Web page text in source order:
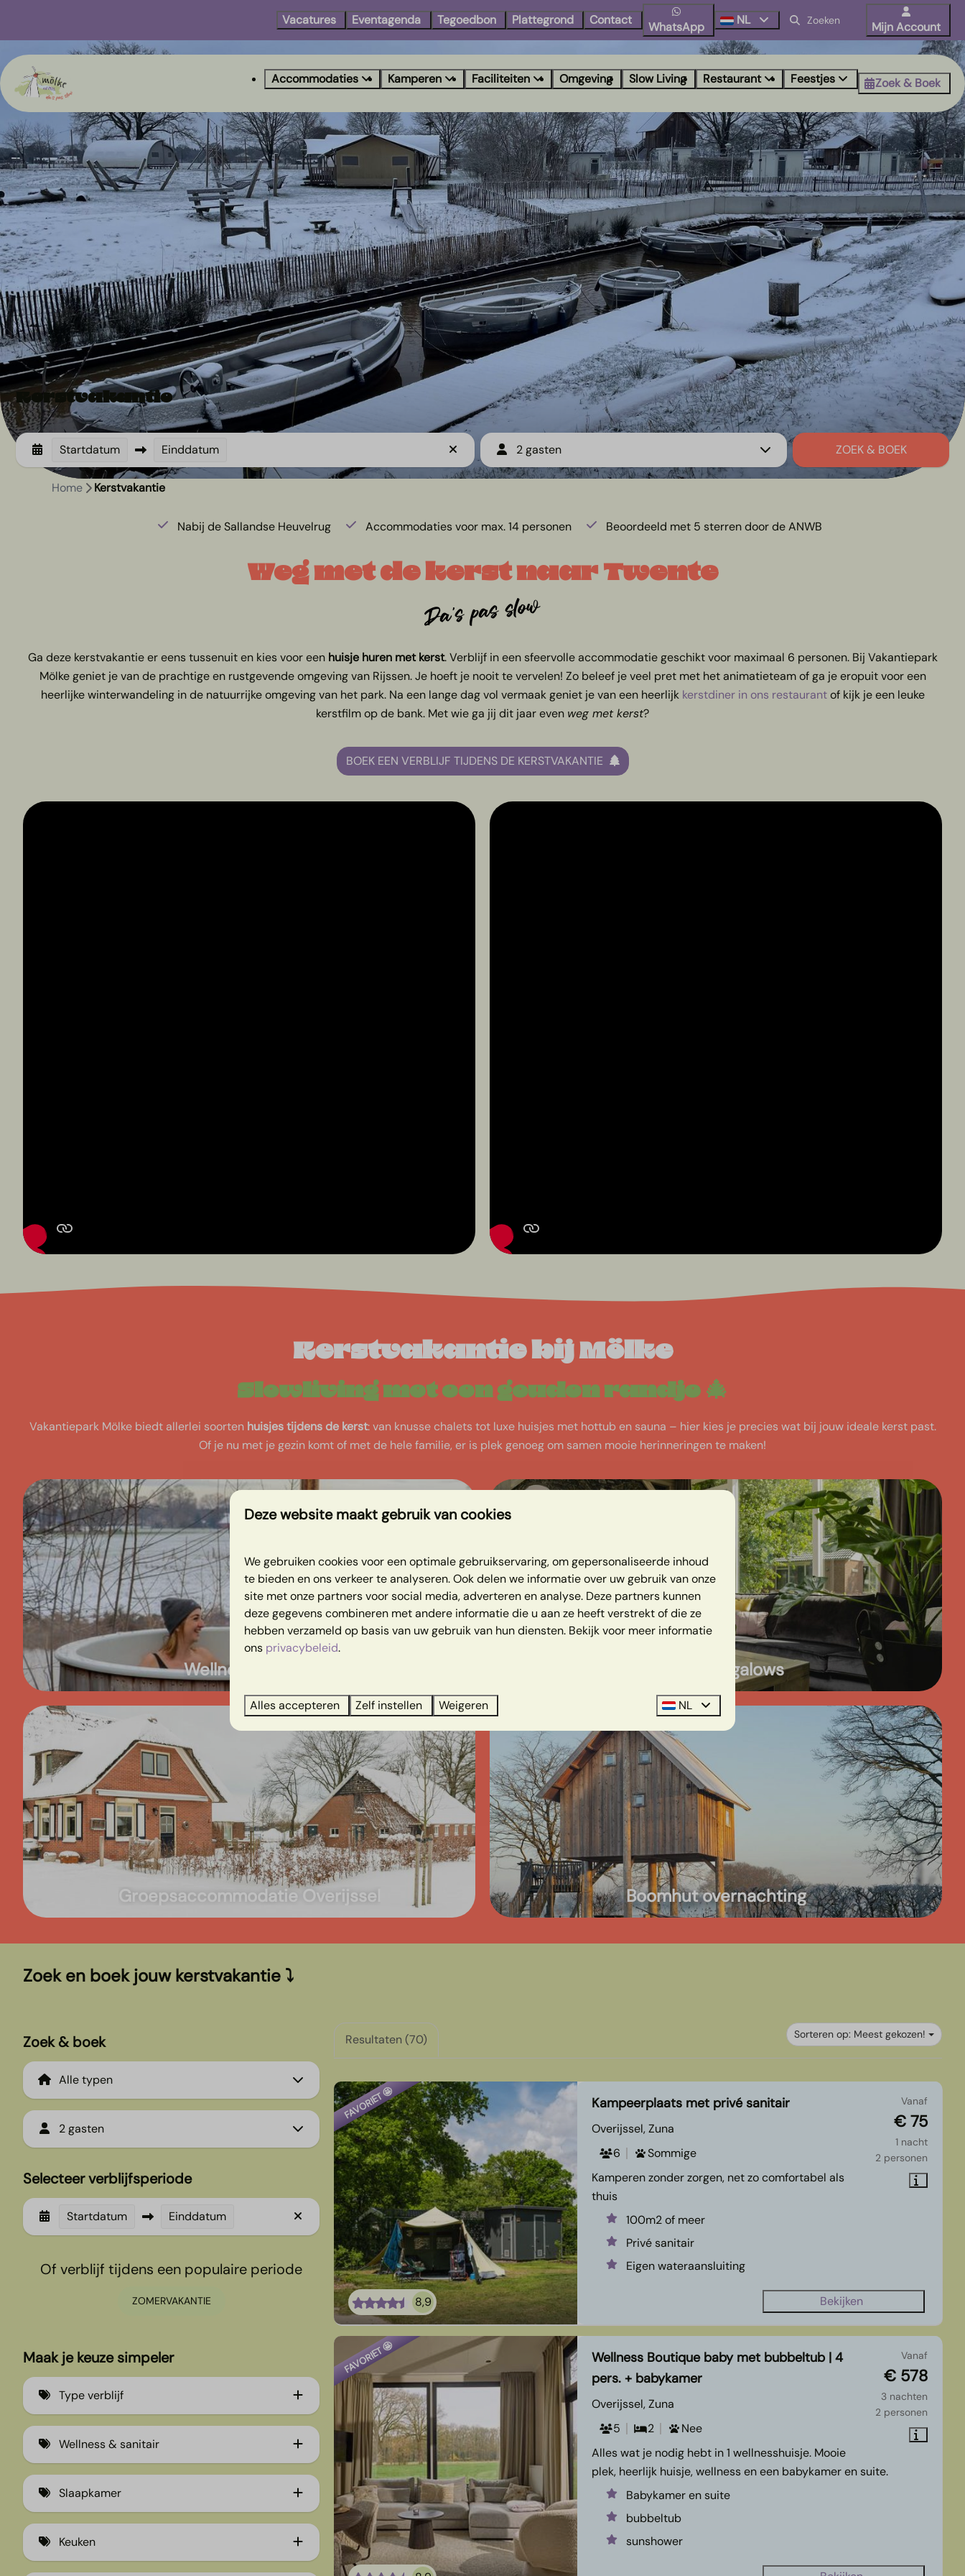
Vacatures Eventagenda Tegoedbon Plattegrond Contact WhatsApp NL Mijn Account
Accommodaties Kamperen Faciliteiten Omgeving Slow Living Restaurant Feestjes Zoek & Boek
Kerstvakantie
Startdatum Einddatum 2 gasten ZOEK & BOEK
Home Kerstvakantie
Nabij de Sallandse Heuvelrug Accommodaties voor max. 14 personen Beoordeeld met 5 sterren door de ANWB
Weg met de kerst naar Twente
Da's pas slow
Ga deze kerstvakantie er eens tussenuit en kies voor een huisje huren met kerst. Verblijf in een sfeervolle accommodatie geschikt voor maximaal 6 personen. Bij Vakantiepark
Mölke geniet je van de prachtige en rustgevende omgeving van Rijssen. Je hoeft je nooit te vervelen! Zo beleef je veel pret met het animatieteam of ga je eropuit voor een
heerlijke winterwandeling in de natuurrijke omgeving van het park. Na een lange dag vol vermaak geniet je van een heerlijk kerstdiner in ons restaurantof kijk je een leuke
kerstfilm op de bank. Met wie ga jij dit jaar even weg met kerst?
BOEK EEN VERBLIJF TIJDENS DE KERSTVAKANTIE
Kerstvakantie bij Mölke
Slowliving met een gouden randje 🎄
Vakantiepark Mölke biedt allerlei soorten huisjes tijdens de kerst: van knusse chalets tot luxe huisjes met hottub en sauna – hier kies je precies wat bij jouw ideale kerst past.
Of je nu met je gezin komt of met de hele familie, er is plek genoeg om samen mooie herinneringen te maken!
Wellness huisjes
Groepsaccommodatie Overijssel
Kinderbungalows
Boomhut overnachting
Zoek en boek jouw kerstvakantie ⤵
Zoek & boek
2 gasten
Selecteer verblijfsperiode
Startdatum Einddatum
Of verblijf tijdens een populaire periode
ZOMERVAKANTIE
Maak je keuze simpeler
Type verblijf
Vakantiehuizen (33)
Vakantiehuizen met wellness (27)
Kinder- en babybungalows (9)
Groepsaccommodaties (6)
Glamping (17)
Wellness & sanitair
Ligbad (4)
Hottub (12)
Sauna (13)
Slaapkamer
1 Slaapkamer (7)
Keuken
Sorteren op: Meest gekozen!
Resultaten (70)
FAVORIET 🤩
8,9
Vanaf
€ 75
1 nacht
2 personen
Kampeerplaats met privé sanitair
Overijssel, Zuna
6
Sommige
Kamperen zonder zorgen, net zo comfortabel als
thuis
100m2 of meer
Privé sanitair
Eigen wateraansluiting
Bekijken
FAVORIET 🤩 Vanaf
€ 578
3 nachten
2 personen
Wellness Boutique baby met bubbeltub | 4
pers. + babykamer
Overijssel, Zuna
5
2
Nee
Alles wat je nodig hebt in 1 wellnesshuisje. Mooie
plek, heerlijk huisje, wellness en een babykamer en suite.
Babykamer en suite
bubbeltub
sunshower
Deze website maakt gebruik van cookies
We gebruiken cookies voor een optimale gebruikservaring, om gepersonaliseerde inhoud
te bieden en ons verkeer te analyseren. Ook delen we informatie over uw gebruik van onze
site met onze partners voor social media, adverteren en analyse. Deze partners kunnen
deze gegevens combineren met andere informatie die u aan ze heeft verstrekt of die ze
hebben verzameld op basis van uw gebruik van hun diensten. Bekijk voor meer informatie
ons privacybeleid.
Alles accepteren Zelf instellen Weigeren NL